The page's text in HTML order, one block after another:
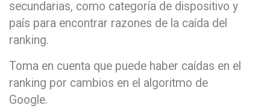
secundarias, como categoría de dispositivo y
país para encontrar razones de la caída del
ranking.
Toma en cuenta que puede haber caídas en el
ranking por cambios en el algoritmo de
Google.